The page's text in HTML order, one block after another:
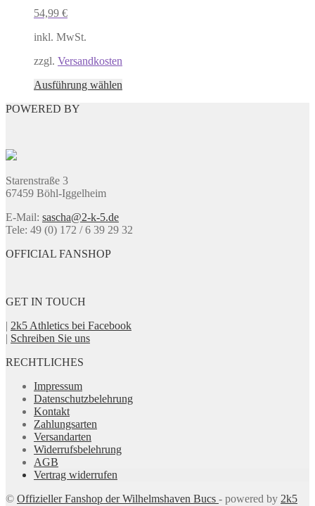
54,99 €
inkl. MwSt.
zzgl. Versandkosten
Ausführung wählen
Produktseite
gewählt
POWERED BY
Starenstraße 3
67459 Böhl-Iggelheim
E-Mail: sascha@2-k-5.de
Tele: 49 (0) 172 / 6 39 29 32
OFFICIAL FANSHOP
GET IN TOUCH
| 2k5 Athletics bei Facebook
| Schreiben Sie uns
RECHTLICHES
Impressum
Datenschutzbelehrung
Kontakt
Zahlungsarten
Versandarten
Widerrufsbelehrung
AGB
Vertrag widerrufen
© Offizieller Fanshop der Wilhelmshaven Bucs - powered by 2k5